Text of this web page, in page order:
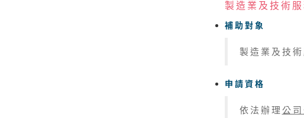
製造業及技術服
補助對象
製造業及技
申請資格
依法辦理 公